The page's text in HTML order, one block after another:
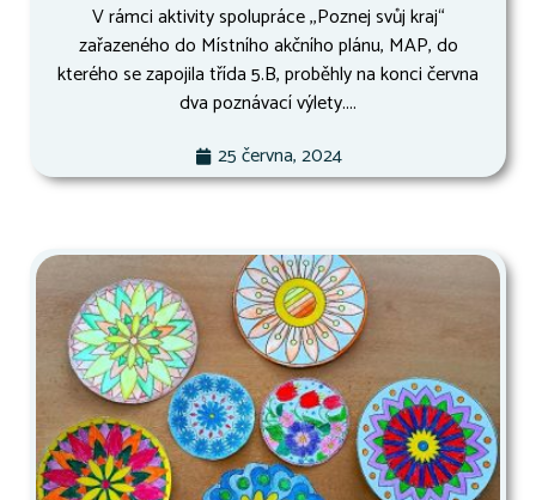
V rámci aktivity spolupráce ,,Poznej svůj kraj“
zařazeného do Místního akčního plánu, MAP, do
kterého se zapojila třída 5.B, proběhly na konci června
dva poznávací výlety....
25 června, 2024